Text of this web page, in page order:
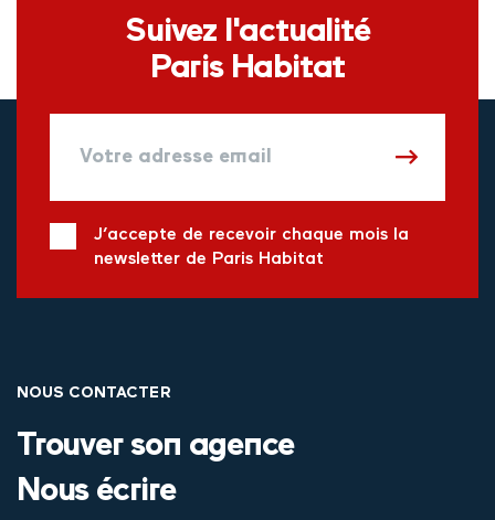
Suivez l'actualité
Paris Habitat
J’accepte de recevoir chaque mois la
newsletter de Paris Habitat
NOUS CONTACTER
Trouver son agence
Nous écrire